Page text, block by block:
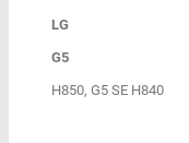
LG
G5
H850, G5 SE H840